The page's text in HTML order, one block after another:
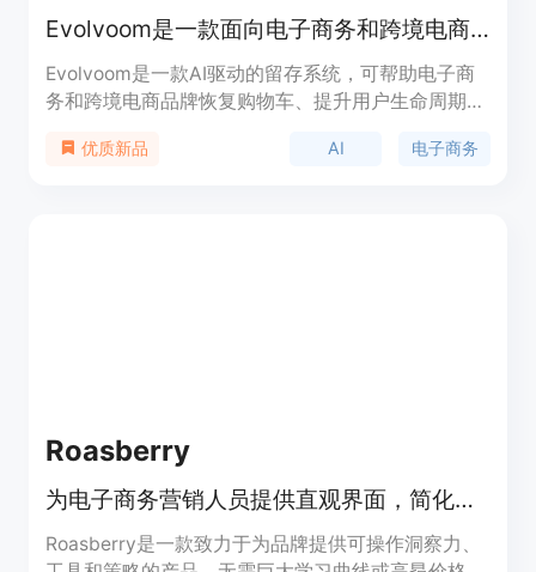
Evolvoom是一款面向电子商务和跨境电商品牌的AI留存系统。
Evolvoom是一款AI驱动的留存系统，可帮助电子商
务和跨境电商品牌恢复购物车、提升用户生命周期价
操作方式，无需设置工作流，无需手动设置。
优质新品 AI 电子商务
Roasberry
为电子商务营销人员提供直观界面，简化数据分析，提供无与伦比的洞察力。
Roasberry是一款致力于为品牌提供可操作洞察力、